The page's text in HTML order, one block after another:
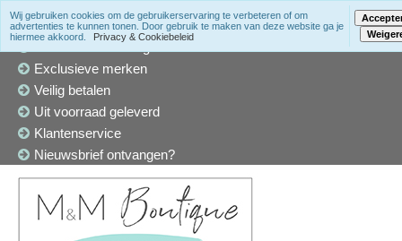
Winkel in Den Haag
Exclusieve merken
Veilig betalen
Uit voorraad geleverd
Klantenservice
Nieuwsbrief ontvangen?
Wij gebruiken cookies om de gebruikerservaring te verbeteren of om
advertenties te kunnen tonen. Door gebruik te maken van deze website ga je
hiermee akkoord.
Privacy & Cookiebeleid